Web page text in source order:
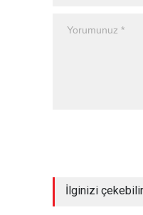
İlginizi çekebilir